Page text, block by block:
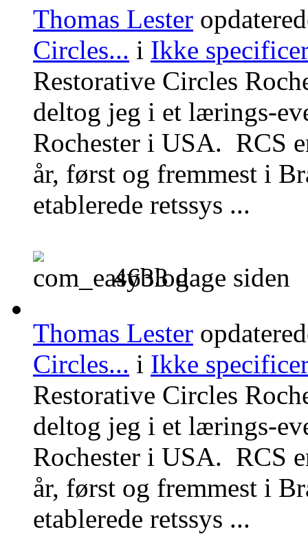
Thomas Lester
Circles... i Ikke
Restorative Circles
deltog jeg i et lærings-
Rochester i USA. RCS
år, først og fremmest i
etablerede retssys ...
4633 dage siden
Thomas Lester
Circles... i Ikke
Restorative Circles
deltog jeg i et lærings-
Rochester i USA. RCS
år, først og fremmest i
etablerede retssys ...